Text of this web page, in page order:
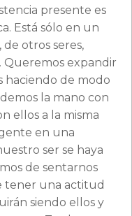
presente es
Está sólo en un
otros seres,
Queremos expandir
haciendo de modo
la mano con
ellos a la misma
en una
ser se haya
de sentarnos
tener una actitud
siendo ellos y